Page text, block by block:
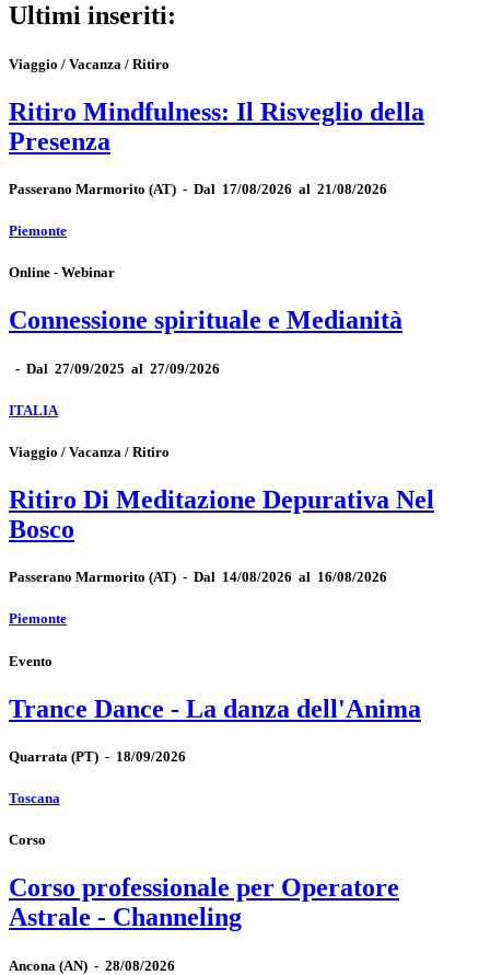
Ultimi inseriti:
Viaggio / Vacanza / Ritiro
Ritiro Mindfulness: Il Risveglio della
Presenza
Passerano Marmorito (AT) - Dal 17/08/2026 al 21/08/2026
Piemonte
Online - Webinar
Connessione spirituale e Medianità
- Dal 27/09/2025 al 27/09/2026
ITALIA
Viaggio / Vacanza / Ritiro
Ritiro Di Meditazione Depurativa Nel
Bosco
Passerano Marmorito (AT) - Dal 14/08/2026 al 16/08/2026
Piemonte
Evento
Trance Dance - La danza dell'Anima
Quarrata (PT) - 18/09/2026
Toscana
Corso
Corso professionale per Operatore
Astrale - Channeling
Ancona (AN) - 28/08/2026